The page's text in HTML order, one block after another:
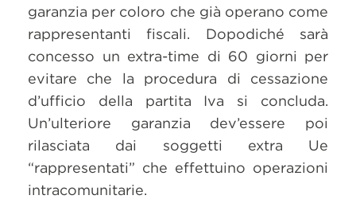
garanzia per coloro che già operano come
rappresentanti fiscali. Dopodiché sarà
concesso un extra-time di 60 giorni per
evitare che la procedura di cessazione
d’ufficio della partita Iva si concluda.
Un’ulteriore garanzia dev’essere poi
rilasciata dai soggetti extra Ue
“rappresentati” che effettuino operazioni
intracomunitarie.